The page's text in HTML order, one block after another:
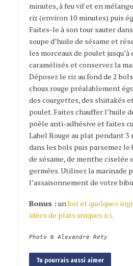
minutes, à feu vif et en
riz (environ 10 minutes) puis
Faites-le à son tour sauter
soupe d’huile de sésame et
les morceaux de poulet
caramélisés et conservez la
Déposez le riz au fond de 2
choux rouge préalablement
des courgettes, des shiitakés
poulet. Faites chauffer l’huile
poêle anti-adhésive et faites
Label Rouge au plat pendant
dans les bols puis parsemez le
de sésame, de menthe ciselée
germées. Utilisez la marinade
l’assaisonnement de votre
Bonus : unbol et quelques
idées de plats uniques ici.
Photo © Alexandre Rety
Tu pourrais aussi aimer